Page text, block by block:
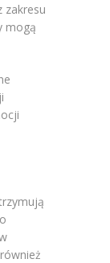
zakresu
mogą